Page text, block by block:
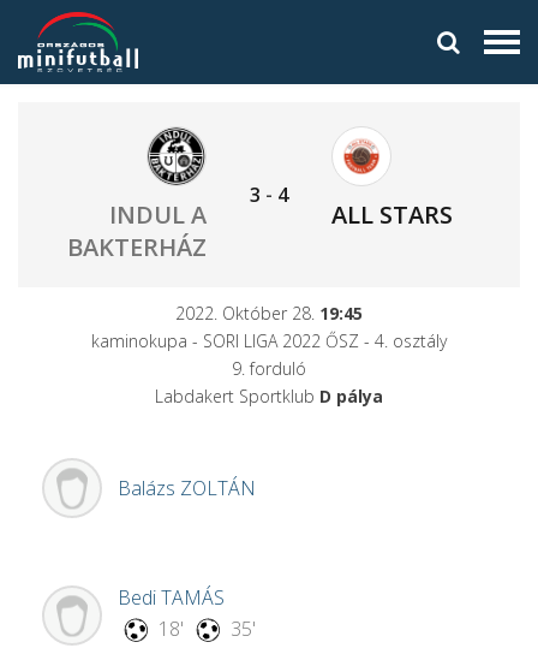
INDUL A
BAKTERHÁZ
3 - 4
ALL STARS
2022. Október 28. 19:45
kaminokupa - SORI LIGA 2022 ŐSZ - 4. osztály
9. forduló
Labdakert Sportklub D pálya
Balázs ZOLTÁN
BediTAMÁS
18'
35'